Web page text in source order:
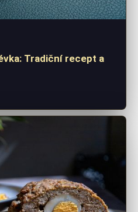
Tradiční recept a